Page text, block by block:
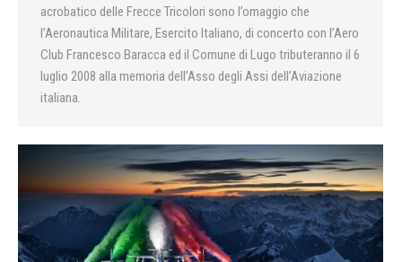
acrobatico delle Frecce Tricolori sono l’omaggio che
l’Aeronautica Militare, Esercito Italiano, di concerto con l’Aero
Club Francesco Baracca ed il Comune di Lugo tributeranno il 6
luglio 2008 alla memoria dell’Asso degli Assi dell’Aviazione
italiana.